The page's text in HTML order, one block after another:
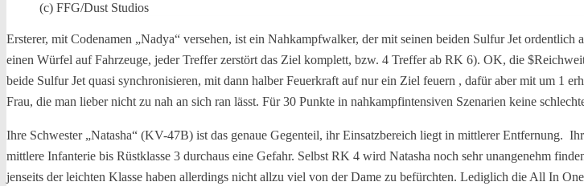
(c) FFG/Dust Studios
Ersterer, mit Codenamen „Nadya“ versehen, ist ein Nahkampfwalker, der mit seinen beiden Sulfur Jet
einen Würfel auf Fahrzeuge, jeder Treffer zerstört das Ziel komplett, bzw. 4 Treffer ab RK 6). OK, die
beide Sulfur Jet quasi synchronisieren, mit dann halber Feuerkraft auf nur ein Ziel feuern , dafür aber mit um 1
Frau, die man lieber nicht zu nah an sich ran lässt. Für 30 Punkte in nahkampfintensiven Szenarien keine
Ihre Schwester „Natasha“ (KV-47B) ist das genaue Gegenteil, ihr Einsatzbereich liegt in mittlerer Entfernung.
mittlere Infanterie bis Rüstklasse 3 durchaus eine Gefahr. Selbst RK 4 wird Natasha noch sehr unangenehm
jenseits der leichten Klasse haben allerdings nicht allzu viel von der Dame zu befürchten. Lediglich die All In